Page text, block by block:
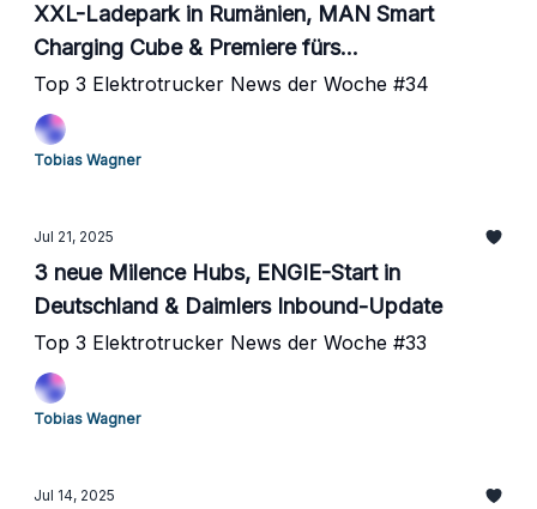
XXL-Ladepark in Rumänien, MAN Smart
Charging Cube & Premiere fürs
Durchleitungsmodell
Top 3 Elektrotrucker News der Woche #34
Tobias Wagner
Jul 21, 2025
3 neue Milence Hubs, ENGIE-Start in
Deutschland & Daimlers Inbound-Update
Top 3 Elektrotrucker News der Woche #33
Tobias Wagner
Jul 14, 2025